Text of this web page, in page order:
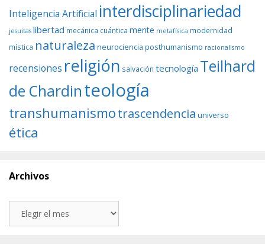
Inteligencia Artificial interdisciplinariedad
jesuitas libertad mecánica cuántica mente metafísica modernidad
mística naturaleza neurociencia posthumanismo racionalismo
recensiones religión salvación tecnología Teilhard
de Chardinteología
transhumanismotrascendencia universo
ética
Archivos